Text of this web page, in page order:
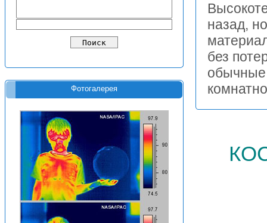
Фотогалерея
назад,
без
обычные